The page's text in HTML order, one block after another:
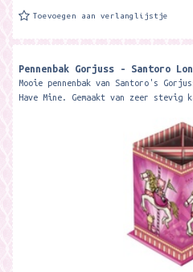
Toevoegen aan verlanglijstje
Pennenbak Gorjuss - Santoro
Mooie pennenbak van Santoro's
Have Mine. Gemaakt van zeer